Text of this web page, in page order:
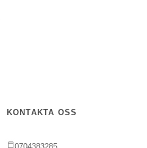
KONTAKTA OSS